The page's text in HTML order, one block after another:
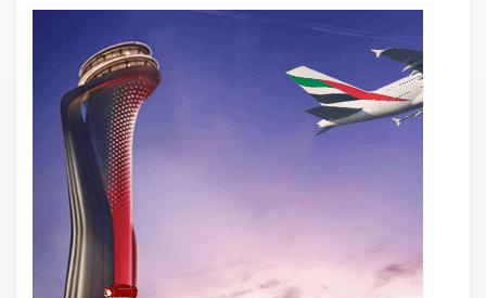
Türkiye’nin Milli Motor Projelerinde Yeni
Dönem: TEI TEKNOLOJİ Kuruldu
22 saat önce
SunExpress Günlük Yolcu Rekorunu 72
Bin 340’a Çıkardı
23 saat önce
İstanbul Havalimanı’nın 4. Pistinde İlk
Test Uçuşu Yapıldı